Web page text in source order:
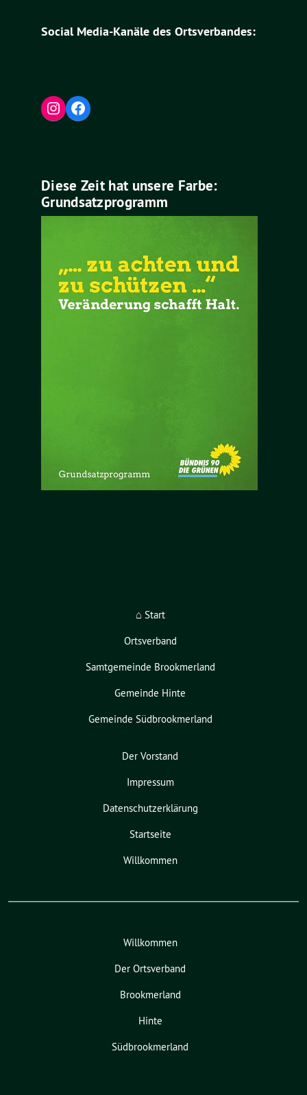
Social Media-Kanäle des Ortsverbandes:
Instagram
Facebook
Diese Zeit hat unsere Farbe:
Grundsatzprogramm
⌂ Start
Ortsverband
Samtgemeinde Brookmerland
Gemeinde Hinte
Gemeinde Südbrookmerland
Der Vorstand
Impressum
Datenschutzerklärung
Startseite
Willkommen
Willkommen
Der Ortsverband
Brookmerland
Hinte
Südbrookmerland